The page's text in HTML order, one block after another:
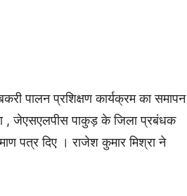
पालन प्रशिक्षण कार्यक्रम का समापन
, जेएसएलपीस पाकुड़ के जिला प्रबंधक
पत्र दिए । राजेश कुमार मिश्रा ने